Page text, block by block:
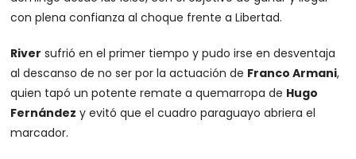
con plena confianza al choque frente a Libertad.
River sufrió en el primer tiempo y pudo irse en desventaja
al descanso de no ser por la actuación de Franco Armani,
quien tapó un potente remate a quemarropa de Hugo
Fernández y evitó que el cuadro paraguayo abriera el
marcador.